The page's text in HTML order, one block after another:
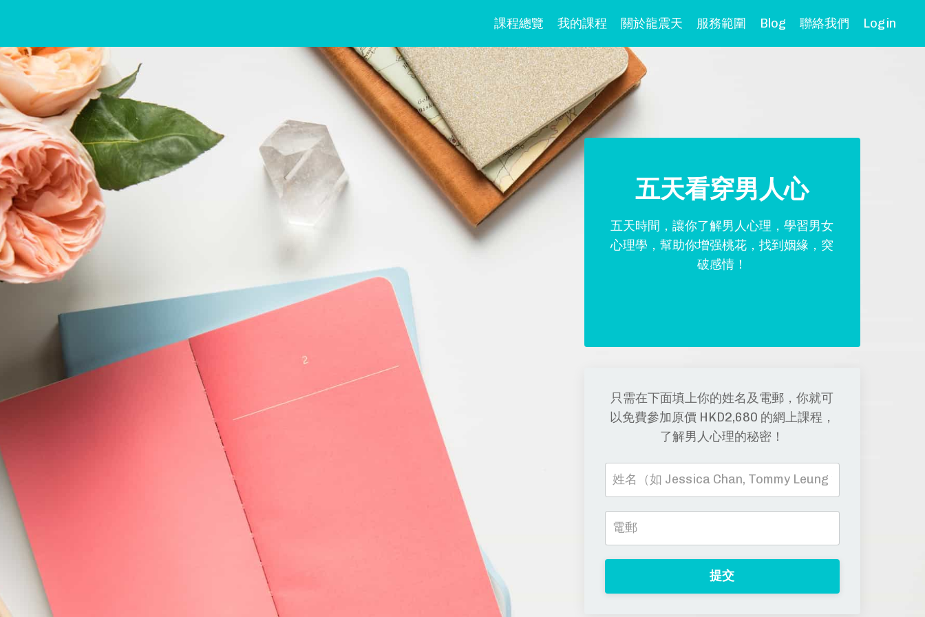
課程總覽 我的課程 關於龍震天 服務範圍 Blog 聯絡我們 Login
五天看穿男人心
五天時間，讓你了解男人心理，學習男女
心理學，幫助你增强桃花，找到姻緣，突
破感情！
只需在下面填上你的姓名及電郵，你就可
以免費參加原價 HKD2,680 的網上課程，
了解男人心理的秘密！
提交